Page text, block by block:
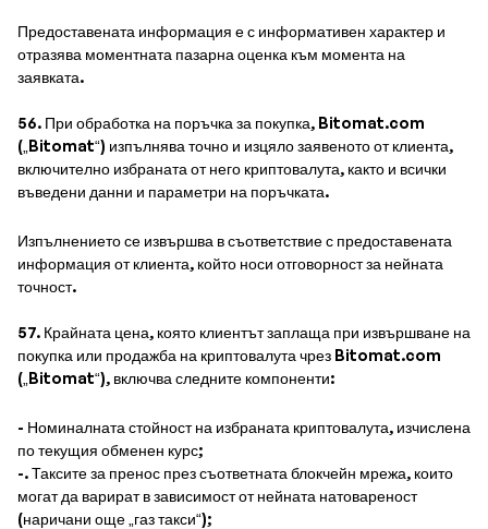
Предоставената информация е с информативен характер и
отразява моментната пазарна оценка към момента на
заявката.
56. При обработка на поръчка за покупка, Bitomat.com
(„Bitomat“) изпълнява точно и изцяло заявеното от клиента,
включително избраната от него криптовалута, както и всички
въведени данни и параметри на поръчката.
Изпълнението се извършва в съответствие с предоставената
информация от клиента, който носи отговорност за нейната
точност.
57. Крайната цена, която клиентът заплаща при извършване на
покупка или продажба на криптовалута чрез Bitomat.com
(„Bitomat“), включва следните компоненти:
- Номиналната стойност на избраната криптовалута, изчислена
по текущия обменен курс;
-. Таксите за пренос през съответната блокчейн мрежа, които
могат да варират в зависимост от нейната натовареност
(наричани още „газ такси“);